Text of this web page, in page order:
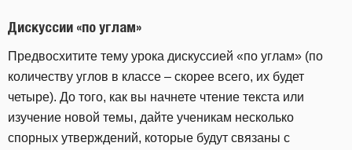
Дискуссии «по углам»
Предвосхитите тему урока дискуссией «по углам» (по
количеству углов в классе – скорее всего, их будет
четыре). До того, как вы начнете чтение текста или
изучение новой темы, дайте ученикам несколько
спорных утверждений, которые будут связаны с